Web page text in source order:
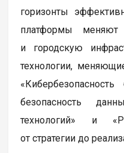
горизонты
платформы меняют
и городскую
технологии,
безопасность
технологий» и
от стратегии до